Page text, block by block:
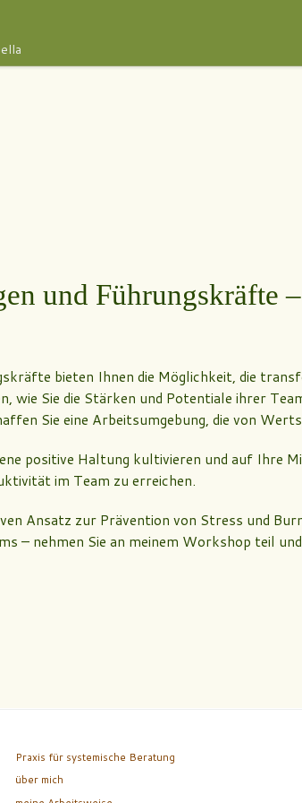
und Führungskräfte
bieten Ihnen die Möglichkeit, die
wie Sie die Stärken und Potentiale ihrer
Sie eine Arbeitsumgebung, die von
positive Haltung kultivieren und auf Ihre
im Team zu erreichen.
Ansatz zur Prävention von Stress und
– nehmen Sie an meinem Workshop teil
Praxis für systemische Beratung
über mich